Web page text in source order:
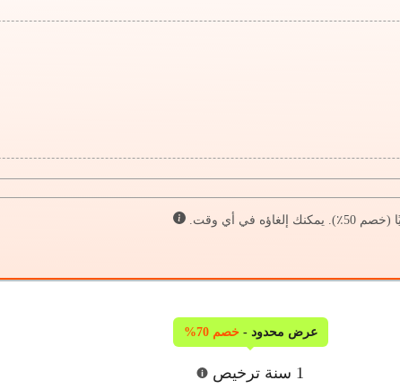
عرض محدود -خصم 70%
1 سنة ترخيص